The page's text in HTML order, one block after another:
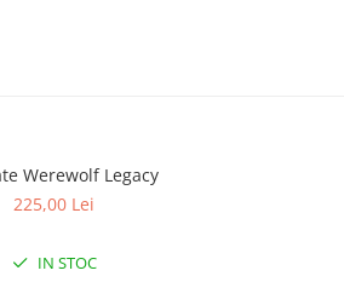
Werewolf Legacy
225,00 Lei
IN STOC